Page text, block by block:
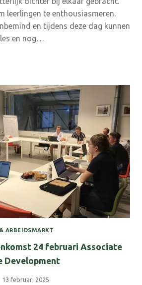
leerlingen te enthousiasmeren.
en tijdens deze dag kunnen
en nog…
ARBEIDSMARKT
24 februari Associate
Development
13 februari 2025